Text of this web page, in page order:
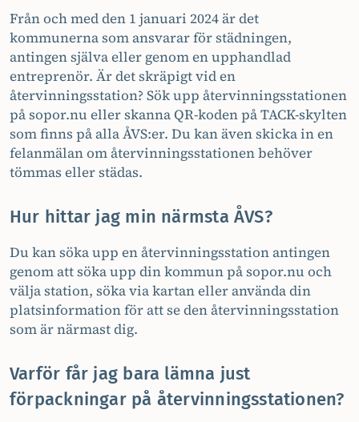
Från och med den 1 januari 2024 är det
kommunerna som ansvarar för städningen,
antingen själva eller genom en upphandlad
entreprenör. Är det skräpigt vid en
återvinningsstation? Sök upp återvinningsstationen
på sopor.nu eller skanna QR-koden på TACK-skylten
som finns på alla ÅVS:er. Du kan även skicka in en
felanmälan om återvinningsstationen behöver
tömmas eller städas.
Hur hittar jag min närmsta ÅVS?
Du kan söka upp en återvinningsstation antingen
genom att söka upp din kommun på sopor.nu och
välja station, söka via kartan eller använda din
platsinformation för att se den återvinningsstation
som är närmast dig.
Varför får jag bara lämna just
förpackningar på återvinningsstationen?